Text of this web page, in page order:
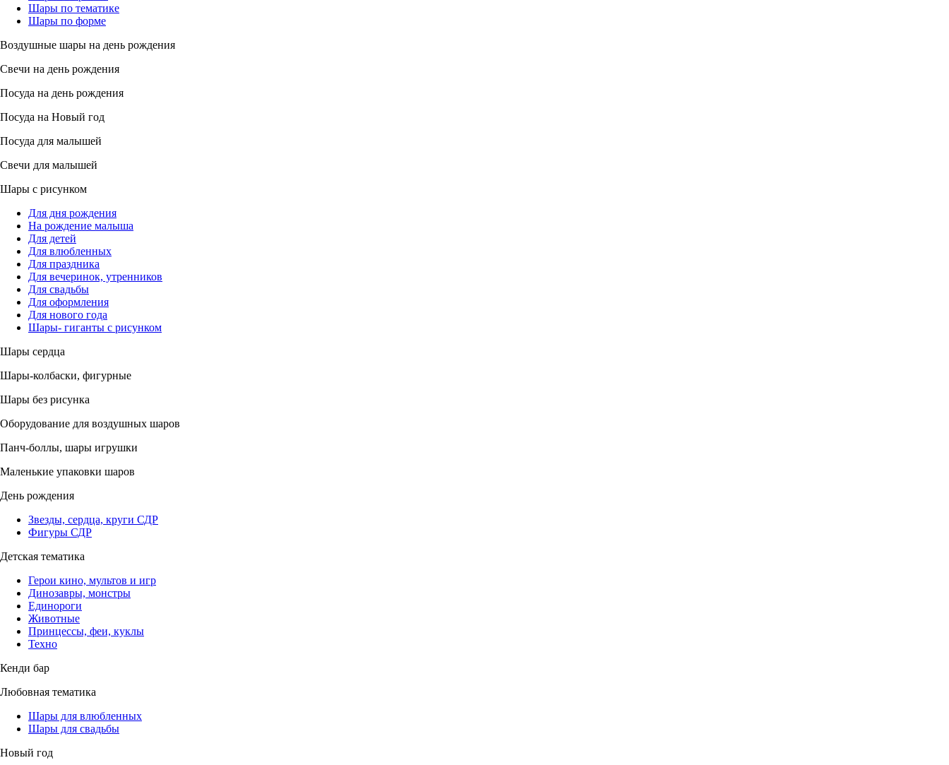
Шары по тематике
Шары по форме
Воздушные шары на день рождения
Свечи на день рождения
Посуда на день рождения
Посуда на Новый год
Посуда для малышей
Свечи для малышей
Шары с рисунком
Для дня рождения
На рождение малыша
Для детей
Для влюбленных
Для праздника
Для вечеринок, утренников
Для свадьбы
Для оформления
Для нового года
Шары- гиганты с рисунком
Шары сердца
Шары-колбаски, фигурные
Шары без рисунка
Оборудование для воздушных шаров
Панч-боллы, шары игрушки
Маленькие упаковки шаров
День рождения
Звезды, сердца, круги СДР
Фигуры СДР
Детская тематика
Герои кино, мультов и игр
Динозавры, монстры
Единороги
Животные
Принцессы, феи, куклы
Техно
Кенди бар
Любовная тематика
Шары для влюбленных
Шары для свадьбы
Новый год